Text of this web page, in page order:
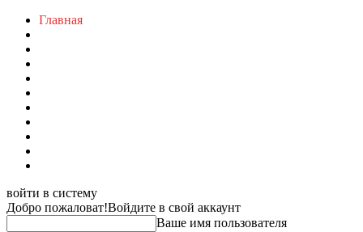
Главная
войти в систему
Добро пожаловат!Войдите в свой аккаунт
Ваше имя пользователя